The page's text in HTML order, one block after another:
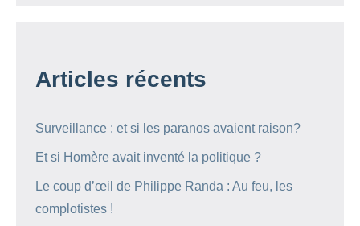
Articles récents
Surveillance : et si les paranos avaient raison?
Et si Homère avait inventé la politique ?
Le coup d’œil de Philippe Randa : Au feu, les
complotistes !